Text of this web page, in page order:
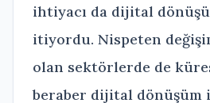
ihtiyacı da dijital
itiyordu. Nispeten
olan sektörlerde de
beraber dijital dönüşüm